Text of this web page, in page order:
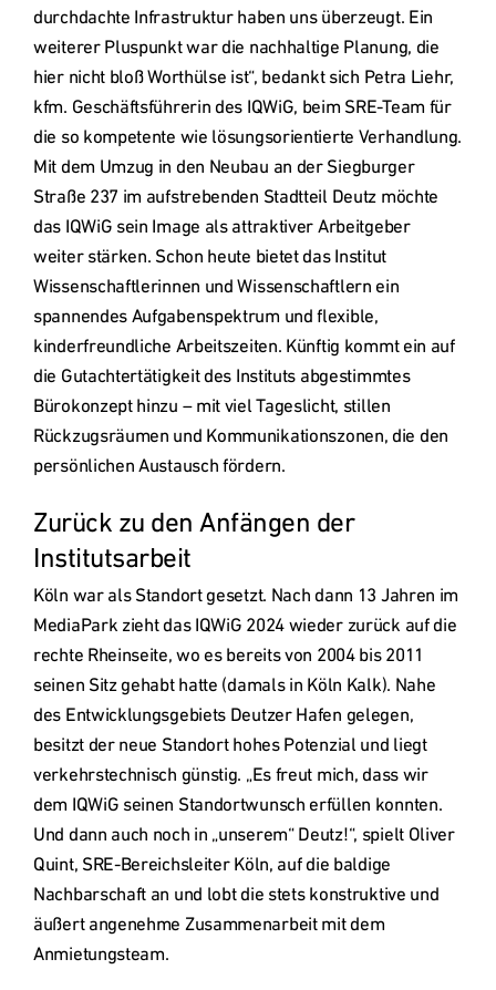
durchdachte Infrastruktur haben uns überzeugt. Ein
weiterer Pluspunkt war die nachhaltige Planung, die
hier nicht bloß Worthülse ist“, bedankt sich Petra Liehr,
kfm. Geschäftsführerin des IQWiG, beim SRE-Team für
die so kompetente wie lösungsorientierte Verhandlung.
Mit dem Umzug in den Neubau an der Siegburger
Straße 237 im aufstrebenden Stadtteil Deutz möchte
das IQWiG sein Image als attraktiver Arbeitgeber
weiter stärken. Schon heute bietet das Institut
Wissenschaftlerinnen und Wissenschaftlern ein
spannendes Aufgabenspektrum und flexible,
kinderfreundliche Arbeitszeiten. Künftig kommt ein auf
die Gutachtertätigkeit des Instituts abgestimmtes
Bürokonzept hinzu – mit viel Tageslicht, stillen
Rückzugsräumen und Kommunikationszonen, die den
Zurück zu den Anfängen der
Köln war als Standort gesetzt. Nach dann 13 Jahren im
MediaPark zieht das IQWiG 2024 wieder zurück auf die
rechte Rheinseite, wo es bereits von 2004 bis 2011
seinen Sitz gehabt hatte (damals in Köln Kalk). Nahe
des Entwicklungsgebiets Deutzer Hafen gelegen,
besitzt der neue Standort hohes Potenzial und liegt
verkehrstechnisch günstig. „Es freut mich, dass wir
dem IQWiG seinen Standortwunsch erfüllen konnten.
Und dann auch noch in „unserem“ Deutz!“, spielt Oliver
Quint, SRE-Bereichsleiter Köln, auf die baldige
Nachbarschaft an und lobt die stets konstruktive und
äußert angenehme Zusammenarbeit mit dem